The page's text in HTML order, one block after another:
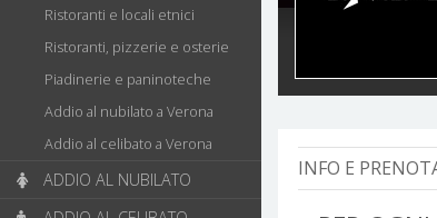
Ristoranti e locali etnici
Ristoranti, pizzerie e osterie
Piadinerie e paninoteche
Addio al nubilato a Verona
Addio al celibato a Verona
ADDIO AL NUBILATO
INFO E